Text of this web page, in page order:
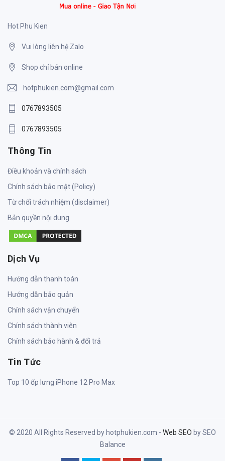
Hot Phu Kien
Vui lòng liên hệ Zalo
Shop chỉ bán online
hotphukien.com@gmail.com
0767893505
0767893505
Thông Tin
Điều khoản và chính sách
Chính sách bảo mật (Policy)
Từ chối trách nhiệm (disclaimer)
Bản quyền nội dung
Dịch Vụ
Hướng dẫn thanh toán
Hướng dẫn bảo quản
Chính sách vận chuyển
Chính sách thành viên
Chính sách bảo hành & đổi trả
Tin Tức
Top 10 ốp lưng iPhone 12 Pro Max
© 2020 All Rights Reserved by hotphukien.com - Web SEO by SEO
Balance